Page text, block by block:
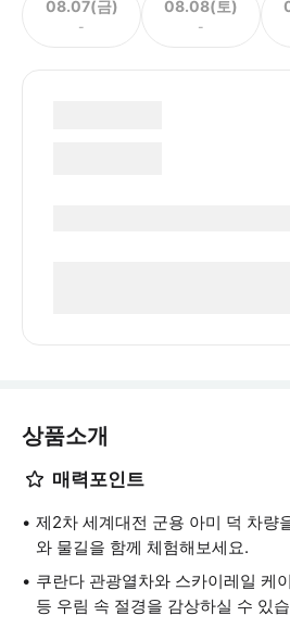
08.07(금)
-
08.08(토)
-
상품소개
매력포인트
제2차 세계대전 군용 아미 덕 차량
와 물길을 함께 체험해보세요.
쿠란다 관광열차와 스카이레일 케
등 우림 속 절경을 감상하실 수 있